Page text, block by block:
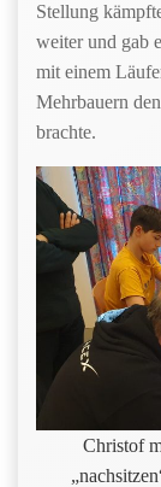
Stellung
weiter und gab
mit einem
Mehrbauern
brachte.
Christof